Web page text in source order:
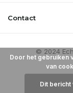
Contact
Door het gebruiken
van
Dit